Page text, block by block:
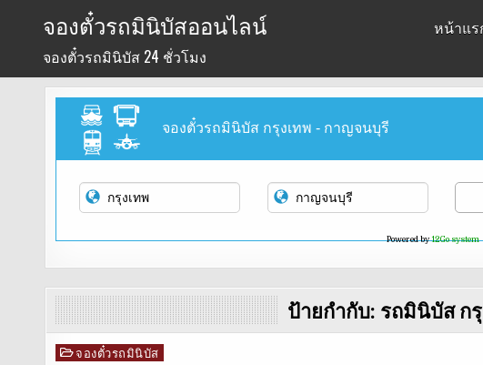
content
จองตั๋วรถมินิบัสออนไลน์
จองตั๋วรถมินิบัส 24 ชั่วโมง
หน้าแร
จองตั๋วรถมินิบัส กรุงเทพ - กาญจนบุรี
Powered by12Go system
ป้ายกำกับ: รถมินิบัส ก
Posted
จองตั๋วรถมินิบัส